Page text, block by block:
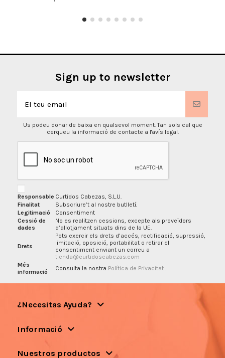
Sign up to newsletter
Us podeu donar de baixa en qualsevol moment. Tan sols cal que
cerqueu la informació de contacte a l'avís legal.
Responsable Curtidos Cabezas, S.L.U.
Finalitat
Subscriure’t al nostre butlletí.
Legitimació
Consentiment
Cessió de
dades
No es realitzen cessions, excepte als proveïdors
d’allotjament situats dins de la UE.
Drets
Pots exercir els drets d’accés, rectificació, supressió,
limitació, oposició, portabilitat o retirar el
consentiment enviant un correu a
tienda@curtidoscabezas.com
Més
informació
Consulta la nostra Política de Privacitat .
¿Necesitas Ayuda?
Informació
Nuestros productos